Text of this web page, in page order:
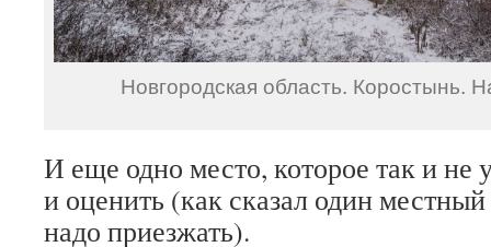
Новгородская область. Коростынь.
И еще одно место, которое так и не
и оценить (как сказал один
надо приезжать).